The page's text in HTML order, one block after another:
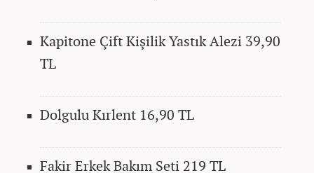
Kapitone Çift Kişilik Yastık Alezi 39,90
TL
Dolgulu Kırlent 16,90 TL
Fakir Erkek Bakım Seti 219 TL